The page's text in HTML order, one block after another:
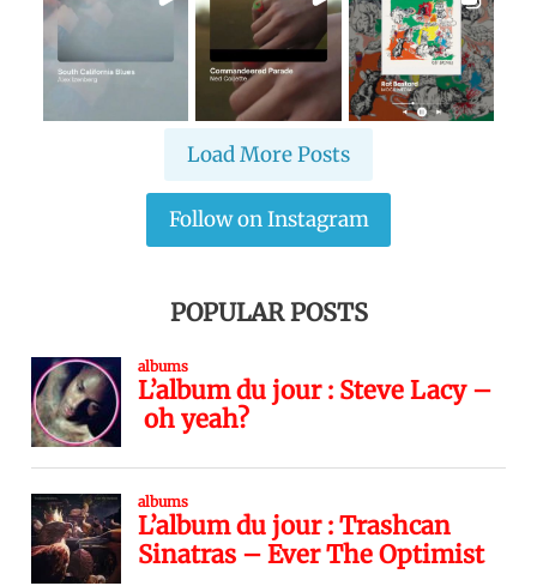
Load More Posts
Follow on Instagram
POPULAR POSTS